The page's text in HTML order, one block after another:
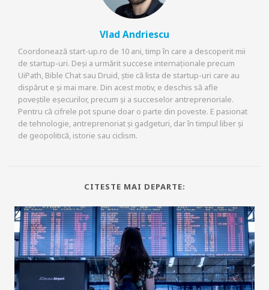
Vlad Andriescu
Coordonează start-up.ro de 10 ani, timp în care a descoperit mii
de startup-uri. Deși a urmărit succese internaționale precum
UiPath, Bible Chat sau Druid, știe că lista de startup-uri care au
dispărut e și mai mare. Din acest motiv, e deschis să afle
poveștile eșecurilor, precum și a succeselor antreprenoriale.
Pentru că cifrele pot spune doar o parte din poveste. E pasionat
de tehnologie, antreprenoriat și gadgeturi, dar în timpul liber și
de geopolitică, istorie sau ciclism.
CITESTE MAI DEPARTE: